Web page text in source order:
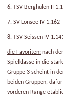
6. TSV Berghülen II
7. SV Lonsee IV 1.162
8. TSV Seissen IV
die Favoriten: nach
Spielklasse in die
Gruppe 3 scheint in
beiden Gruppen,
vorderen Ränge